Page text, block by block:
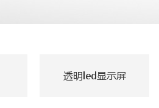
透明led显示屏